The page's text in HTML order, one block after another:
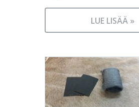
LUE LISÄÄ »